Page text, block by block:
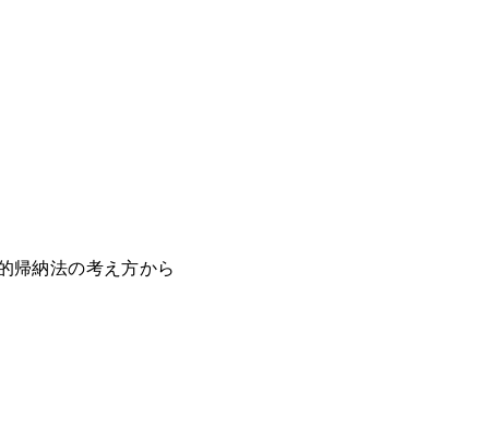
帰納法の考え方から